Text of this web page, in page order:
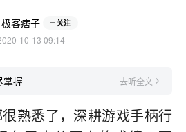
极客痞子 关注
10-13 09:14
掌握 去听全文
熟悉了，深耕游戏手柄行